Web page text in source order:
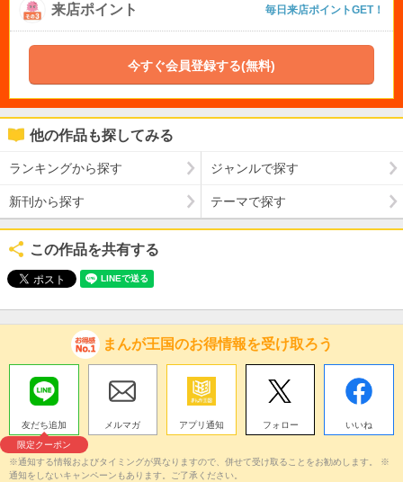
来店ポイント 毎日来店ポイントGET！
今すぐ会員登録する(無料)
他の作品も探してみる
ランキングから探す ジャンルで探す
新刊から探す テーマで探す
この作品を共有する
まんが王国のお得情報を受け取ろう
友だち追加
限定クーポン
メルマガ アプリ通知 フォロー いいね
※通知する情報およびタイミングが異なりますので、併せて受け取ることをお勧めします。 ※
通知をしないキャンペーンもあります。ご了承ください。